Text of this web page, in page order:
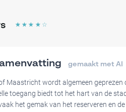
nodig om toegang te
aanwezig op de parkeerplaats.
☆ ☆ ☆ ☆ ☆
gemaakt met AI
Maastricht wordt algemeen geprezen
toegang biedt tot het hart van de
het gemak van het reserveren en